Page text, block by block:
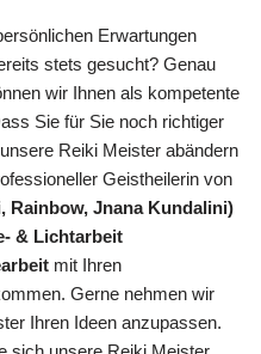
Erwartungen
stets gesucht? Genau
wir Ihnen als kompetente
Sie für Sie noch richtiger
Reiki Meister abändern
Geistheilerin von
Rainbow, Jnana Kundalini)
& Lichtarbeit
mit Ihren
Gerne nehmen wir
Ihren Ideen anzupassen.